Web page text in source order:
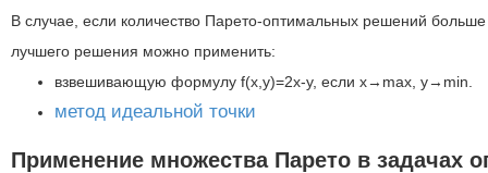
В случае, если количество Парето-оптимальных решений
лучшего решения можно применить:
взвешивающую формулу f(x,y)=2x-y, если x→max, y→min.
метод идеальной точки
Применение множества Парето в задачах